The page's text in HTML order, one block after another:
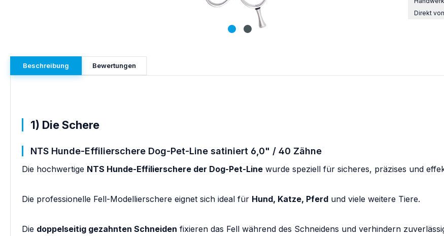
Direkt
Beschreibung Bewertungen
1) Die Schere
NTS Hunde-Effilierschere Dog-Pet-Line satiniert 6,0" / 40 Zähne
Die hochwertige NTS Hunde-Effilierschere der Dog-Pet-Line wurde speziell für sicheres, präzises und
Die professionelle Fell-Modellierschere eignet sich ideal für Hund, Katze, Pferd und viele weitere Tiere.
Die doppelseitig gezahnten Schneiden fixieren das Fell während des Schneidens und verhindern